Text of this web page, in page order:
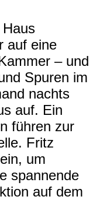
auf eine
– und
Spuren im
nachts
auf. Ein
führen zur
Fritz
um
spannende
auf dem